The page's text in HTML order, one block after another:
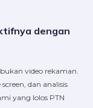
dengan
video rekaman.
dan analisis
yang lolos PTN